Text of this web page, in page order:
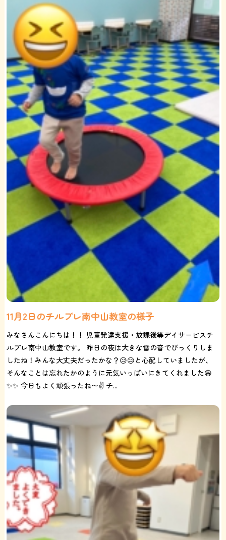
11月2日のチルプレ南中山教室の様子
みなさんこんにちは！！ 児童発達支援・放課後等デイサービスチ
ルプレ南中山教室です。 昨日の夜は大きな雷の音でびっくりしま
したね！みんな大丈夫だったかな？😥😥と心配していましたが、
そんなことは忘れたかのように元気いっぱいにきてくれました😆
✨✨ 今日もよく頑張ったね〜✌️ チ...